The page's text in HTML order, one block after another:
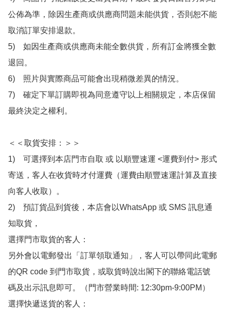
公佈為準，除因生產商或供應商問題未能供貨，否則恕不能
取消訂單安排退款。
5)　如因生產商或供應商未能全數供貨，所有訂金將獲全數
退回。
6)　照片與實際商品可能會出現稍微差異的情況。
7)　確定下單訂購即視為同意遵守以上相關規定，本店保留
最終決定之權利。
＜＜取貨安排：＞＞
1)　可選擇到本店門市自取 或 以順豐速運 <運費到付> 形式
寄送，客人在收貨時才付運費（運費由順豐速運計算及直接
向客人收取）。
2)　預訂貨品到貨後，本店會以WhatsApp 或 SMS 訊息通
知取貨，
選擇門市取貨的客人：
另外會以電郵發出「訂單領取通知」，客人可以帶同此電郵
的QR code 到門市取貨，或取貨時說出閣下的聯絡電話號
碼及出示訊息即可。（門市營業時間: 12:30pm-9:00PM）
選擇快遞送貨的客人：